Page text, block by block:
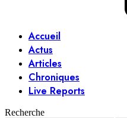
Accueil
Actus
Articles
Chroniques
Live Reports
Recherche